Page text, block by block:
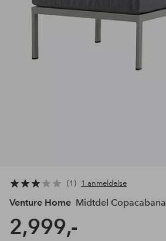
1 1 anmeldelse
Venture Home Midtdel Copacabana
2,999,-